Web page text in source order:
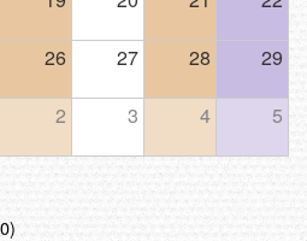
26 27 28 29
2 3 4 5